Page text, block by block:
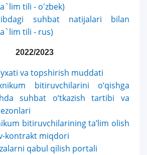
tili - o'zbek)
suhbat natijalari bilan
tili - rus)
2022/2023
va topshirish muddati
bitiruvchilarini o‘qishga
suhbat o‘tkazish tartibi va
bitiruvchilarining taʼlim olish
kontrakt miqdori
qabul qilish portali